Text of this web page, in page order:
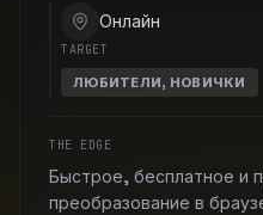
Онлайн
TARGET
ЛЮБИТЕЛИ, НОВИЧКИ
THE EDGE
Быстрое, бесплатное и
преобразование в